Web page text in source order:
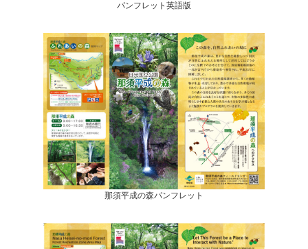
パンフレット英語版
那須平成の森パンフレット